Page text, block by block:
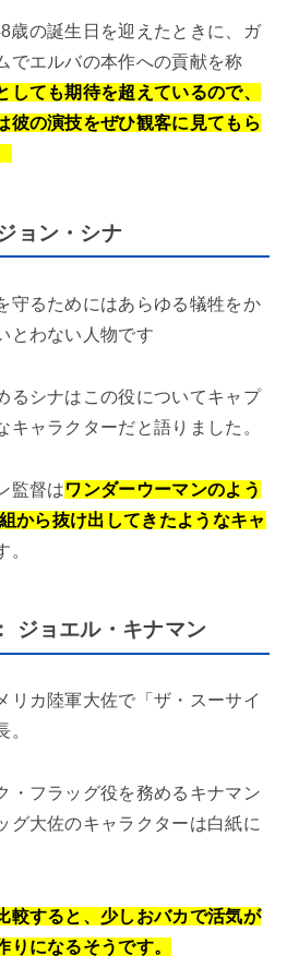
歳の誕生日を迎えたときに、ガ
でエルバの本作への貢献を称
しても期待を超えているので、
彼の演技をぜひ観客に見てもら
ョン・シナ
守るためにはあらゆる犠牲をか
とわない人物です
るシナはこの役についてキャプ
キャラクターだと語りました。
監督はワンダーウーマンのよう
から抜け出してきたようなキャ
。
ジョエル・キナマン
リカ陸軍大佐で「ザ・スーサイ
。
・フラッグ役を務めるキナマン
グ大佐のキャラクターは白紙に
較すると、少しおバカで活気が
りになるそうです。